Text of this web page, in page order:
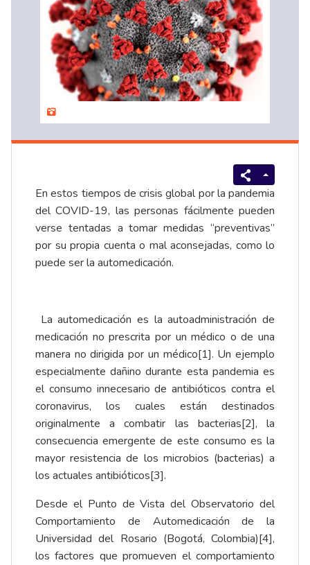
En estos tiempos de crisis global por la pandemia
del COVID-19, las personas fácilmente pueden
verse tentadas a tomar medidas “preventivas”
por su propia cuenta o mal aconsejadas, como lo
puede ser la automedicación.
La automedicación es la autoadministración de
medicación no prescrita por un médico o de una
manera no dirigida por un médico[1]. Un ejemplo
especialmente dañino durante esta pandemia es
el consumo innecesario de antibióticos contra el
coronavirus, los cuales están destinados
originalmente a combatir las bacterias[2], la
consecuencia emergente de este consumo es la
mayor resistencia de los microbios (bacterias) a
los actuales antibióticos[3].
Desde el Punto de Vista del Observatorio del
Comportamiento de Automedicación de la
Universidad del Rosario (Bogotá, Colombia)[4],
los factores que promueven el comportamiento